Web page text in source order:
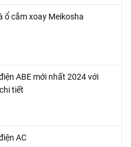
ổ cắm xoay Meikosha
ABE mới nhất 2024 với
tiết
AC